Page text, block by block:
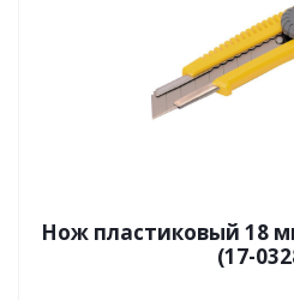
Нож пластиковый 18
(17-